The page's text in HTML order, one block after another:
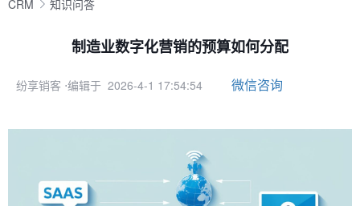
CRM 知识问答
制造业数字化营销的预算如何分配
纷享销客 ⋅编辑于 2026-4-1 17:54:54 微信咨询